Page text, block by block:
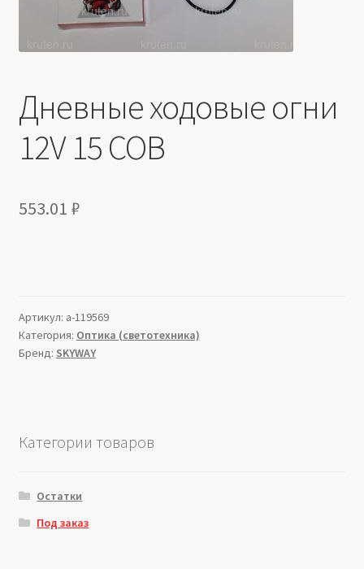
Дневные ходовые огни
12V 15 COB
553.01 ₽
Артикул: a-119569
Категория: Оптика (светотехника)
Бренд: SKYWAY
Категории товаров
Остатки
Под заказ